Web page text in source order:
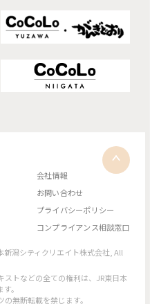
会社情報
お問い合わせ
プライバシーポリシー
コンプライアンス相談窓口
潟シティクリエイト株式会社, All
ストなどの全ての権利は、JR東日本
。
無断転載を禁じます。